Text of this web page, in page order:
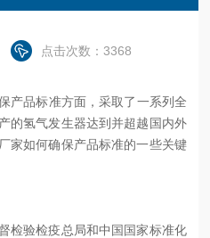
点击次数：3368
产品标准方面，采取了一系列全
的氢气发生器达到并超越国内外
家如何确保产品标准的一些关键
验检疫总局和中国国家标准化